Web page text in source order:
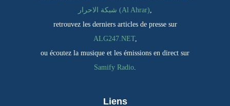
شبكة الاحرار (Al Ahrar),
retrouvez les derniers articles de presse sur
ALG247.NET,
ou écoutez la musique et les émissions en direct sur
Samify Radio.
Liens